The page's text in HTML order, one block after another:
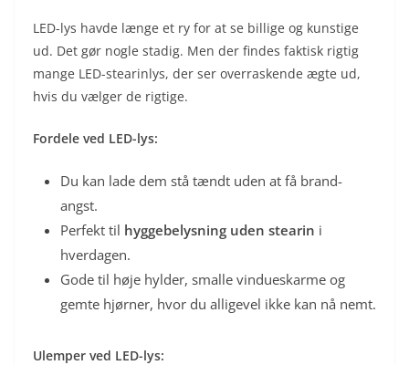
LED-lys havde længe et ry for at se billige og kunstige
ud. Det gør nogle stadig. Men der findes faktisk rigtig
mange LED-stearinlys, der ser overraskende ægte ud,
hvis du vælger de rigtige.
Fordele ved LED-lys:
Du kan lade dem stå tændt uden at få brand-
angst.
Perfekt til hyggebelysning uden stearin i
hverdagen.
Gode til høje hylder, smalle vindueskarme og
gemte hjørner, hvor du alligevel ikke kan nå nemt.
Ulemper ved LED-lys: